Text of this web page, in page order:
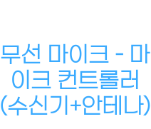
무선 마이크 – 마
이크 컨트롤러
(수신기+안테나)